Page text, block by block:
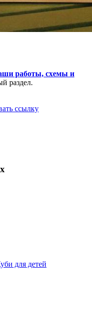
работы, схемы и
раздел.
ссылку
для детей